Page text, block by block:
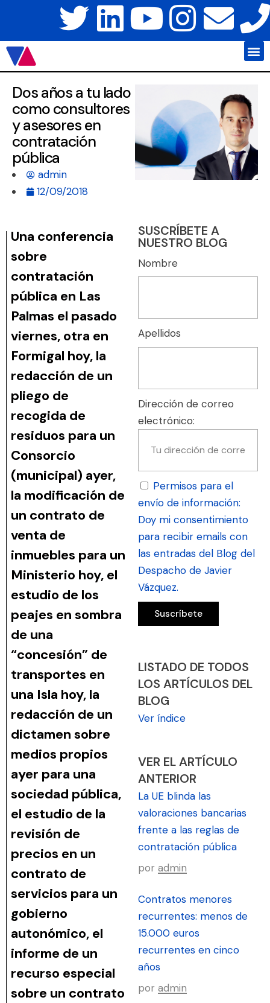
Dos años a tu lado
como consultores
y asesores en
contratación
pública
admin
12/09/2018
Una conferencia
sobre
contratación
pública en Las
Palmas el pasado
viernes, otra en
Formigal hoy, la
redacción de un
pliego de
recogida de
residuos para un
Consorcio
(municipal) ayer,
la modificación de
un contrato de
venta de
inmuebles para un
Ministerio hoy, el
estudio de los
peajes en sombra
de una
“concesión” de
transportes en
una Isla hoy, la
redacción de un
dictamen sobre
medios propios
ayer para una
sociedad pública,
el estudio de la
revisión de
precios en un
contrato de
servicios para un
gobierno
autonómico, el
informe de un
recurso especial
sobre un contrato
SUSCRÍBETE A
NUESTRO BLOG
Nombre
Apellidos
Dirección de correo
electrónico:
Permisos para el
envío de información:
Doy mi consentimiento
para recibir emails con
las entradas del Blog del
Despacho de Javier
Vázquez.
LISTADO DE TODOS
LOS ARTÍCULOS DEL
BLOG
Ver índice
VER EL ARTÍCULO
ANTERIOR
La UE blinda las
valoraciones bancarias
frente a las reglas de
contratación pública
por admin
Contratos menores
recurrentes: menos de
15.000 euros
recurrentes en cinco
años
por admin